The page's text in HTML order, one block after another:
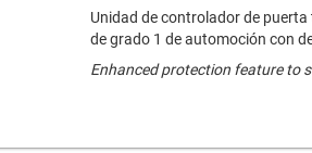
Unidad de controlador de
de grado 1 de automoción con
Enhanced protection feature to